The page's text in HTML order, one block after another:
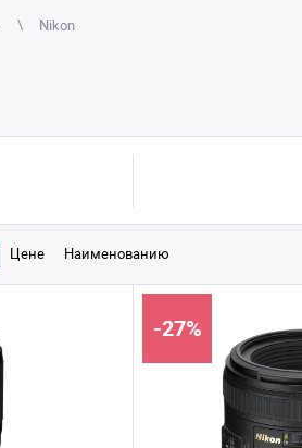
Nikon
Цене Наименованию
-27%